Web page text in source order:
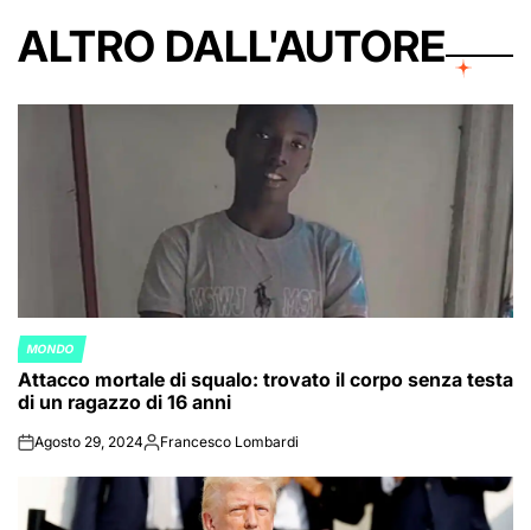
ALTRO DALL'AUTORE
POSTED
IN
MONDO
Attacco mortale di squalo: trovato il corpo senza testa
di un ragazzo di 16 anni
onAgosto 29, 2024Posted
Francesco Lombardi